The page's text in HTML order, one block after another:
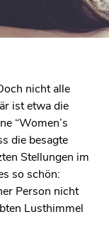
nicht alle
ist etwa die
“Women’s
die besagte
Stellungen im
so schön:
Person nicht
Lusthimmel